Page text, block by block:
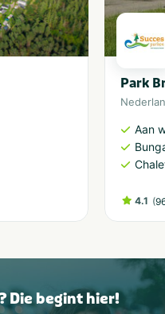
Park
Aan
4.1 (
Die begint hier!